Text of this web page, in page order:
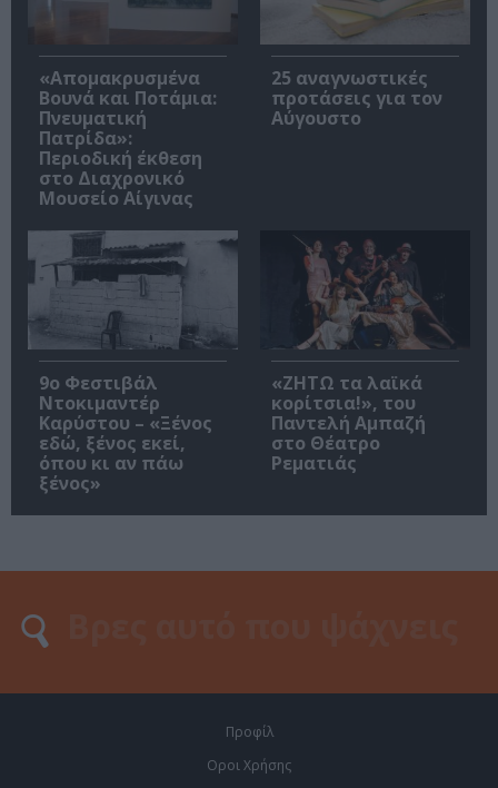
«Απομακρυσμένα
Βουνά και Ποτάμια:
Πνευματική
Πατρίδα»:
Περιοδική έκθεση
στο Διαχρονικό
Μουσείο Αίγινας
25 αναγνωστικές
προτάσεις για τον
Αύγουστο
9ο Φεστιβάλ
Ντοκιμαντέρ
Καρύστου – «Ξένος
εδώ, ξένος εκεί,
όπου κι αν πάω
ξένος»
«ΖΗΤΩ τα λαϊκά
κορίτσια!», του
Παντελή Αμπαζή
στο Θέατρο
Ρεματιάς
Προφίλ
Οροι Χρήσης